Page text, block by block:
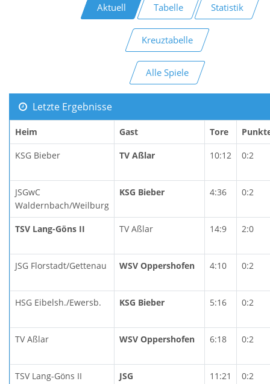
Aktuell Tabelle Statistik
Kreuztabelle
Alle Spiele
Letzte Ergebnisse
Heim Gast Tore
KSG Bieber TV Aßlar 10:12 0:2
JSGwC
Waldernbach/Weilburg
KSG Bieber 4:36 0:2
TSV Lang-Göns II TV Aßlar 14:9 2:0
JSG Florstadt/Gettenau WSV Oppershofen 4:10 0:2
HSG Eibelsh./Ewersb. KSG Bieber 5:16 0:2
TV Aßlar WSV Oppershofen 6:18 0:2
TSV Lang-Göns II
JSG
11:21 0:2